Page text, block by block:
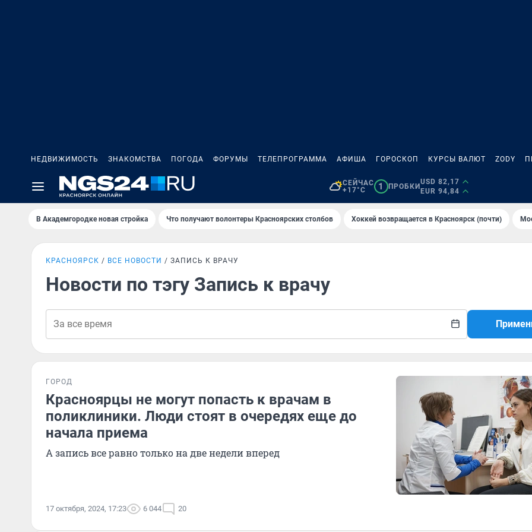
НЕДВИЖИМОСТЬ ЗНАКОМСТВА ПОГОДА ФОРУМЫ ТЕЛЕПРОГРАММА АФИША ГОРОСКОП КУРСЫ ВАЛЮТ ZODY
СЕЙЧАС
+17°C
1 ПРОБКИ
USD 82,17
EUR 94,84
В Академгородке новая стройка Что получают волонтеры Красноярских столбов Хоккей возвращается в Красноярск (почти)
КРАСНОЯРСК ВСЕ НОВОСТИ ЗАПИСЬ К ВРАЧУ
Новости по тэгу Запись к врачу
ГОРОД
Красноярцы не могут попасть к врачам в
поликлиники. Люди стоят в очередях еще до
начала приема
А запись все равно только на две недели вперед
17 октября, 2024, 17:23 6 044 20